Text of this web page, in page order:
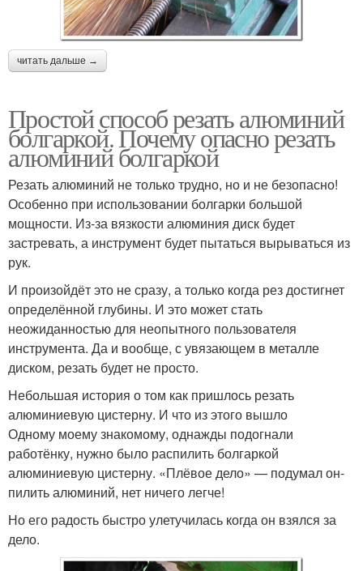
читать дальше →
Простой способ резать алюминий
болгаркой. Почему опасно резать
алюминий болгаркой
Резать алюминий не только трудно, но и не безопасно!
Особенно при использовании болгарки большой
мощности. Из-за вязкости алюминия диск будет
застревать, а инструмент будет пытаться вырываться из
рук.
И произойдёт это не сразу, а только когда рез достигнет
определённой глубины. И это может стать
неожиданностью для неопытного пользователя
инструмента. Да и вообще, с увязающем в металле
диском, резать будет не просто.
Небольшая история о том как пришлось резать
алюминиевую цистерну. И что из этого вышло
Одному моему знакомому, однажды подогнали
работёнку, нужно было распилить болгаркой
алюминиевую цистерну. «Плёвое дело» — подумал он-
пилить алюминий, нет ничего легче!
Но его радость быстро улетучилась когда он взялся за
дело.